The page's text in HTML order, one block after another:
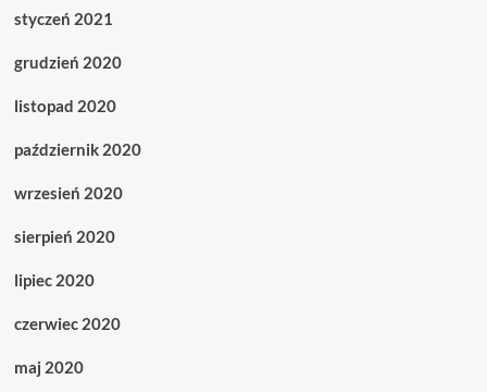
styczeń 2021
grudzień 2020
listopad 2020
październik 2020
wrzesień 2020
sierpień 2020
lipiec 2020
czerwiec 2020
maj 2020